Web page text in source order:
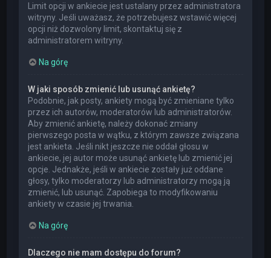
Limit opcji w ankiecie jest ustalany przez administratora
witryny. Jeśli uważasz, że potrzebujesz wstawić więcej
opcji niż dozwolony limit, skontaktuj się z
administratorem witryny.
Na górę
W jaki sposób zmienić lub usunąć ankietę?
Podobnie, jak posty, ankiety mogą być zmieniane tylko
przez ich autorów, moderatorów lub administratorów.
Aby zmienić ankietę, należy dokonać zmiany
pierwszego posta w wątku, z którym zawsze związana
jest ankieta. Jeśli nikt jeszcze nie oddał głosu w
ankiecie, jej autor może usunąć ankietę lub zmienić jej
opcje. Jednakże, jeśli w ankiecie zostały już oddane
głosy, tylko moderatorzy lub administratorzy mogą ją
zmienić, lub usunąć. Zapobiega to modyfikowaniu
ankiety w czasie jej trwania.
Na górę
Dlaczego nie mam dostępu do forum?